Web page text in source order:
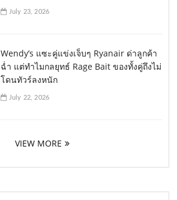
July 23, 2026
Wendy’s แซะคู่แข่งเจ็บๆ Ryanair ด่าลูกค้า
ฉ่ำ แต่ทำไมกลยุทธ์ Rage Bait ของทั้งคู่ถึงไม่
โดนทัวร์ลงหนัก
July 22, 2026
VIEW MORE